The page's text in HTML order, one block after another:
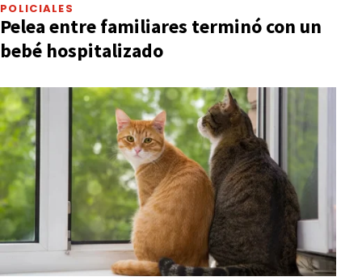
POLICIALES
Pelea entre familiares terminó con un
bebé hospitalizado